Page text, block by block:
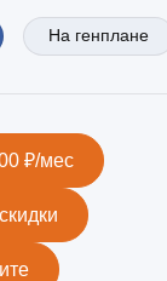
На генплане
₽/мес